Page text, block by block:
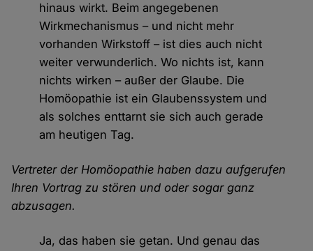
hinaus wirkt. Beim angegebenen
Wirkmechanismus – und nicht mehr
vorhanden Wirkstoff – ist dies auch nicht
weiter verwunderlich. Wo nichts ist, kann
nichts wirken – außer der Glaube. Die
Homöopathie ist ein Glaubenssystem und
als solches enttarnt sie sich auch gerade
am heutigen Tag.
Vertreter der Homöopathie haben dazu aufgerufen
Ihren Vortrag zu stören und oder sogar ganz
abzusagen.
Ja, das haben sie getan. Und genau das